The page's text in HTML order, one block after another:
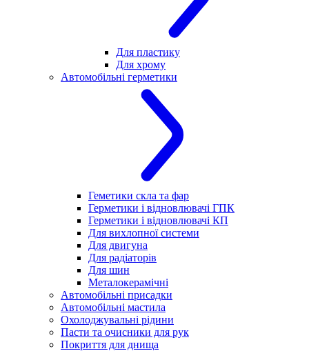
Для пластику
Для хрому
Автомобільні герметики
Геметики скла та фар
Герметики і відновлювачі ГПК
Герметики і відновлювачі КП
Для вихлопної системи
Для двигуна
Для радіаторів
Для шин
Металокерамічні
Автомобільні присадки
Автомобільні мастила
Охолоджувальні рідини
Пасти та очисники для рук
Покриття для днища